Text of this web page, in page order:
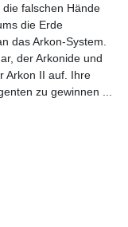
falschen Hände
die Erde
das Arkon-System.
der Arkonide und
Arkon II auf. Ihre
zu gewinnen ...